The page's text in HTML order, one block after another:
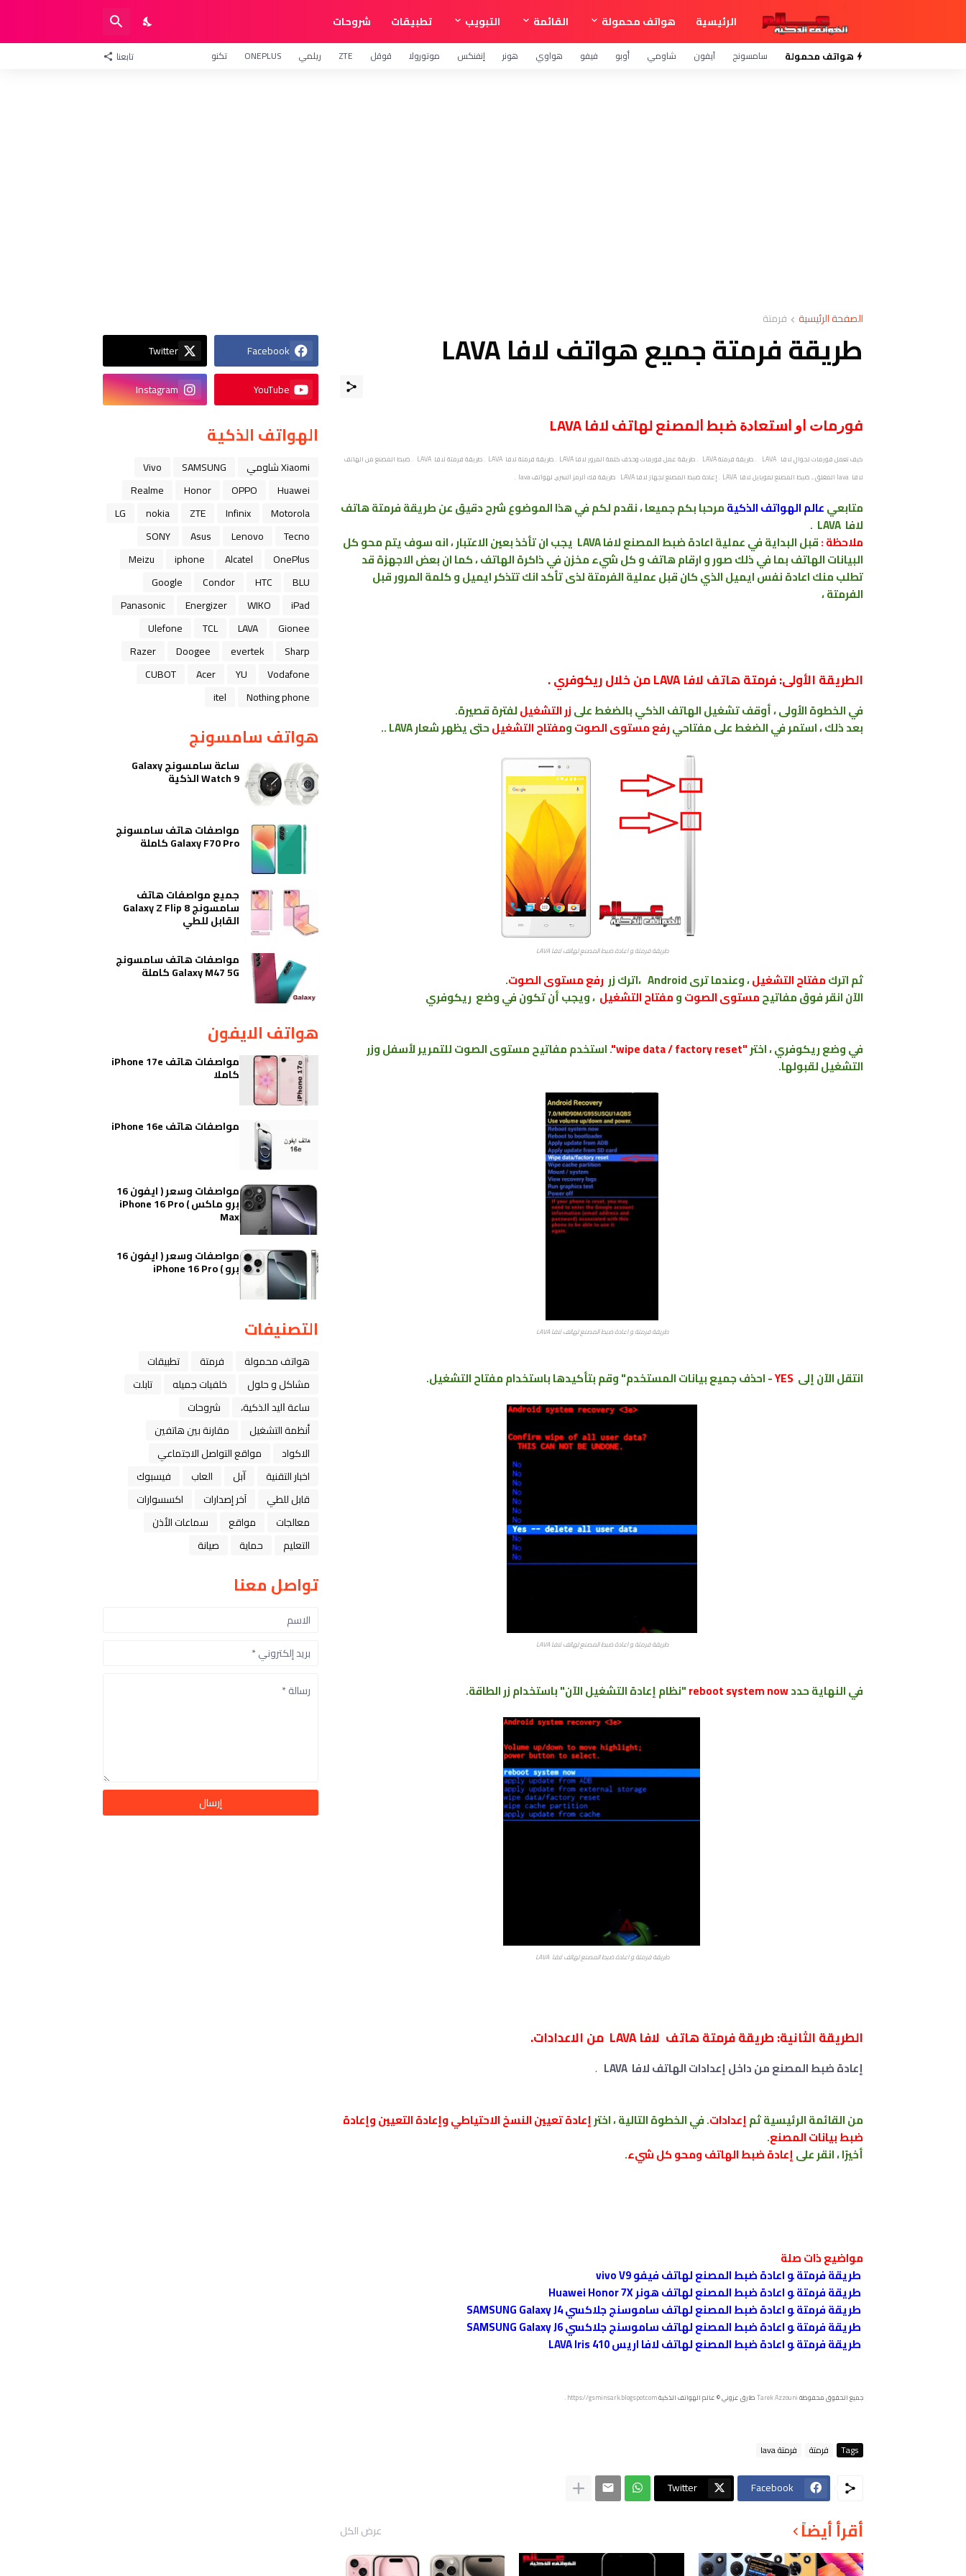
الرئيسية هواتف محمولة القائمة التبويب تطبيقات شروحات
هواتف محمولة سامسونج آيفون شاومي أوبو فيفو هواوي هونر إنفنكس موتورولا قوقل ZTE ريلمي ONEPLUS تكنو تابعنا
الصفحة الرئيسية فرمتة
طريقة فرمتة جميع هواتف لافا LAVA
ﻓﻮﺭﻣﺎﺕ ﺍﻭ ﺍﺳﺘﻌﺎﺩﺓ ﺿﺒﻂ ﺍﻟﻤﺼﻨﻊ ﻟﻬﺎﺗﻒ لافا LAVA
كيف تعمل فورمات لجوال لافا LAVA . طريقة فرمتة LAVA . ﻃﺮﻳﻘﺔ عمل فورمات وحذف كلمة المرور لافا LAVA . طريقة فرمتة لافا LAVA . طريقة فرمتة لافا LAVA . ضبط المصنع من الهاتف
لافا lava المغلق ... ضبط المصنع لموبايل لافا LAVA . إعادة ضبط المصنع لجهاز لافا LAVA ﻃﺮﻳﻘﺔ ﻓﻚ ﺍﻟﺮﻣﺰ ﺍﻟﺴﺮﻱ ﻟﻬﻮﺍﺗﻒ lava .
متابعيعالم الهواتف الذكيةمرحبا بكم جميعا ، نقدم لكم في هذا الموضوع شرح دقيق عن طريقة فرمتة هاتف
لافا LAVA .
ملاحظة :قبل البداية في عملية اعادة ضبط المصنعلافا LAVA
يجب ان تأخذ بعين الاعتبار ، انه سوف يتم محو كل
البيانات الهاتف بما في ذلك صور و ارقام هاتف و كل شيء مخزن في ذاكرة الهاتف ، كما ان بعض الاجهزة قد
تطلب منك اعادة نفس ايميل الذي كان قبل عملية الفرمتة لذى تأكد انك تتذكر ايميل و كلمة المرور قبل
الفرمتة ،
الطريقة الأولى: فرمتة هاتف لافا LAVA من خلال ريكوفري .
في الخطوة الأولى ، أوقف تشغيل الهاتف الذكي بالضغط علىزر التشغيللفترة قصيرة.
بعد ذلك ، استمر في الضغط على مفتاحيرفع مستوى الصوتومفتاح التشغيلحتى يظهر شعار LAVA ..
طريقة فرمتة ﻮ اعادة ضبط المصنع ﻟﻬﺎﺗﻒ لافا LAVA
ثم اتركمفتاح التشغيل، وعندما ترى Android ،اترك زر رفع مستوى الصوت.
الآن انقر فوق مفاتيحمستوى الصوتومفتاح التشغيل ، ويجب أن تكون في وضع ريكوفري
في وضع ريكوفري ، اختر"wipe data / factory reset"
. استخدم مفاتيح مستوى الصوت للتمرير لأسفل وزر
التشغيل لقبولها.
طريقة فرمتة ﻮ اعادة ضبط المصنع ﻟﻬﺎﺗﻒ لافا LAVA
انتقل الآن إلى YES- احذف جميع بيانات المستخدم" وقم بتأكيدها باستخدام مفتاح التشغيل.
طريقة فرمتة ﻮ اعادة ضبط المصنع ﻟﻬﺎﺗﻒ لافا LAVA
في النهاية حددreboot system now"نظام إعادة التشغيل الآن" باستخدام زر الطاقة.
طريقة فرمتة ﻮ اعادة ضبط المصنع ﻟﻬﺎﺗﻒ لافا LAVA
الطريقة الثانية: طريقة فرمتة هاتف لافا LAVA من الاعدادات.
إعادة ضبط المصنع من داخل إعدادات الهاتف لافا LAVA .
من القائمة الرئيسية ثمإعدادات. في الخطوة التالية ، اخترإعادة تعيين النسخ الاحتياطي وإعادة التعيين وإعادة
ضبط بيانات المصنع.
أخيرًا ، انقر علىإعادة ضبط الهاتف ومحو كل شيء.
مواضيع ذات صلة
طريقة فرمتة ﻮ اعادة ضبط المصنع ﻟﻬﺎﺗﻒ فيفو vivo V9
طريقة فرمتة ﻮ اعادة ضبط المصنع ﻟﻬﺎﺗﻒ هونر Huawei Honor 7X
طريقة فرمتة ﻮ اعادة ضبط المصنع ﻟﻬﺎﺗﻒ ﺳﺎﻣﻮﺳﻨﺞ جلاكسي SAMSUNG Galaxy J4
طريقة فرمتة ﻮ اعادة ضبط المصنع ﻟﻬﺎﺗﻒ ﺳﺎﻣﻮﺳﻨﺞ جلاكسي SAMSUNG Galaxy J6
طريقة فرمتة ﻮ اعادة ضبط المصنع ﻟﻬﺎﺗﻒ لافا اريس LAVA Iris 410
جميع الحقوق محفوظةTarek Azzouniطارق عزوني © عالم الهواتف الذكيةhttps://gsminsark.blogspot.com
.
Tags فرمتة فرمتة lava
Facebook
Twitter
أقرأ أيضاً عرض الكل
Facebook
Twitter
YouTube
Instagram
الهواتف الذكية
Xiaomi شاومي SAMSUNG
Vivo
Huawei
OPPO
Honor
Realme
Motorola
Infinix
ZTE
nokia
LG
Tecno
Lenovo
Asus
SONY
OnePlus
Alcatel
iphone
Meizu
BLU
HTC
Condor
Google
iPad
WIKO
Energizer
Panasonic
Gionee
LAVA
TCL
Ulefone
Sharp
evertek
Doogee
Razer
Vodafone
YU
Acer
CUBOT
Nothing phone
itel
هواتف سامسونج
ساعة سامسونج Galaxy
Watch 9 الذكية
مواصفات هاتف سامسونج
Galaxy F70 Pro كاملة
جميع مواصفات هاتف
سامسونج Galaxy Z Flip 8
القابل للطي
مواصفات هاتف سامسونج
Galaxy M47 5G كاملة
هواتف الايفون
مواصفات هاتف iPhone 17e
كاملا
مواصفات هاتف iPhone 16e
مواصفات وسعر ( ايفون 16
برو ماكس ) iPhone 16 Pro
Max
مواصفات وسعر ( ايفون 16
برو ) iPhone 16 Pro
التصنيفات
هواتف محمولة فرمتة
تطبيقات
مشاكل و حلول
خلفيات جميله
تابلت
ﺳﺎﻋﺔ ﺍﻟﻴﺪ ﺍﻟﺬﻛﻴﺔ،
شروحات
أنظمة التشغيل
مقارنة بين هاتفين
الاكواد
مواقع التواصل الاجتماعي
اخبار التقنية
ﺁﺑﻞ العاب
فيسبوك
قابل للطي
آخر إصدارات
اكسسوارات
معالجات
مواقع
سماعات الأذن
التعليم
حماية صيانة
تواصل معنا